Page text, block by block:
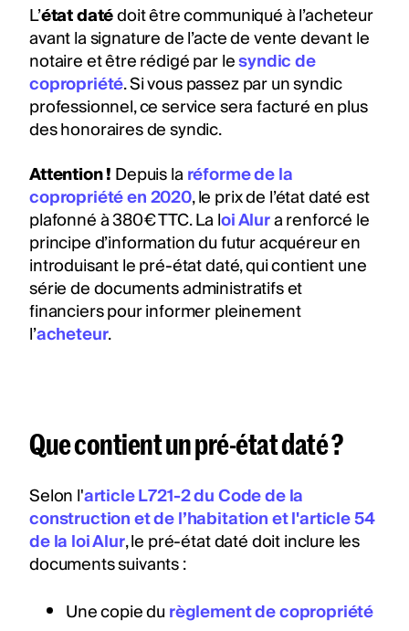
L’état datédoit être communiqué à l’acheteur
avant la signature de l’acte de vente devant le
notaire et être rédigé par lesyndic de
copropriété. Si vous passez par un syndic
professionnel, ce service sera facturé en plus
des honoraires de syndic.
Attention !Depuis laréforme de la
copropriété en 2020, le prix de l’état daté est
plafonné à 380€ TTC. La loi Alura renforcé le
principe d’information du futur acquéreur en
introduisant le pré-état daté, qui contient une
série de documents administratifs et
financiers pour informer pleinement
l’acheteur.
Que contient un pré-état daté ?
Selon l'article L721-2 du Code de la
construction et de l’habitation et l'article 54
de la loi Alur, le pré-état daté doit inclure les
documents suivants :
Une copie durèglement de copropriété